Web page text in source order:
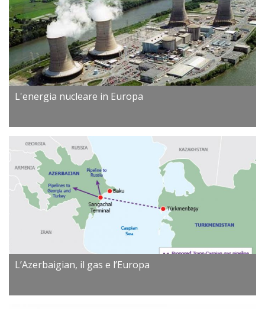
L'energia nucleare in Europa
L’Azerbaigian, il gas e l’Europa